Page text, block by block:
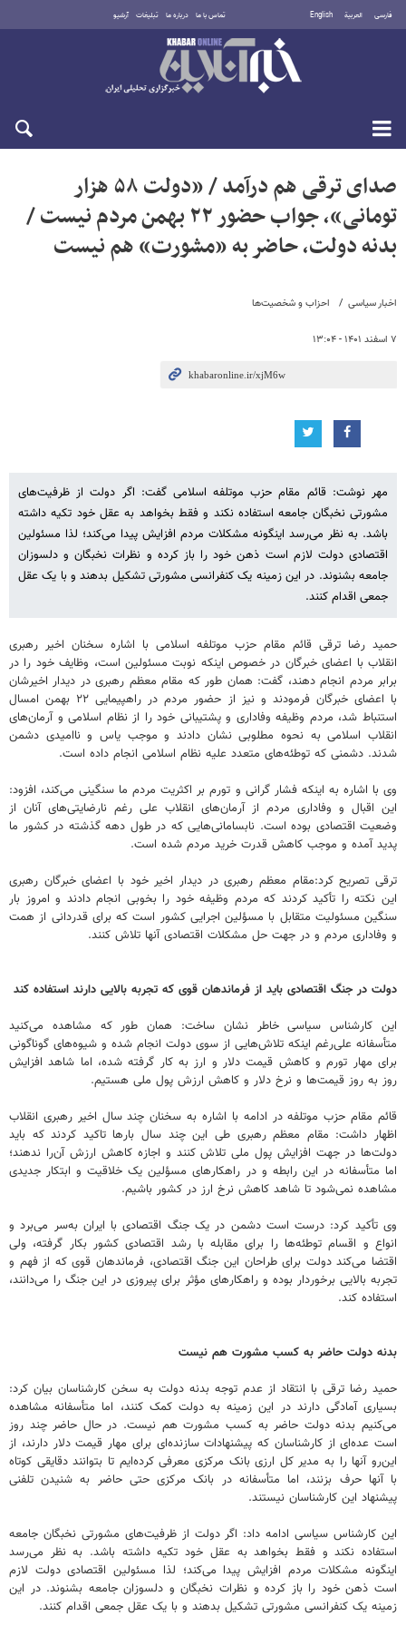
فارسی العربية English تماس با ما درباره ما تبلیغات آرشیو
یکشنبه ۱۸ مرداد ۱۴۰۵
اخبار سیاسی احزاب و شخصیت‌ها
۷ اسفند ۱۴۰۱ - ۱۳:۰۴
صدای ترقی هم درآمد / «دولت ۵۸ هزار
تومانی»، جواب حضور ۲۲ بهمن مردم نیست /
بدنه دولت، حاضر به «مشورت» هم نیست
مهر نوشت: قائم مقام حزب موتلفه اسلامی گفت: اگر دولت از ظرفیت‌های
مشورتی نخبگان جامعه استفاده نکند و فقط بخواهد به عقل خود تکیه داشته
باشد. به نظر می‌رسد اینگونه مشکلات مردم افزایش پیدا می‌کند؛ لذا مسئولین
اقتصادی دولت لازم است ذهن خود را باز کرده و نظرات نخبگان و دلسوزان
جامعه بشنوند. در این زمینه یک کنفرانسی مشورتی تشکیل بدهند و با یک عقل
جمعی اقدام کنند.
حمید رضا ترقی قائم مقام حزب موتلفه اسلامی با اشاره سخنان اخیر رهبری
انقلاب با اعضای خبرگان در خصوص اینکه نوبت مسئولین است، وظایف خود را در
برابر مردم انجام دهند، گفت: همان طور که مقام معظم رهبری در دیدار اخیرشان
با اعضای خبرگان فرمودند و نیز از حضور مردم در راهپیمایی ۲۲ بهمن امسال
استنباط شد، مردم وظیفه وفاداری و پشتیبانی خود را از نظام اسلامی و آرمان‌های
انقلاب اسلامی به نحوه مطلوبی نشان دادند و موجب یاس و ناامیدی دشمن
شدند. دشمنی که توطئه‌های متعدد علیه نظام اسلامی انجام داده است.
وی با اشاره به اینکه فشار گرانی و تورم بر اکثریت مردم ما سنگینی می‌کند، افزود:
این اقبال و وفاداری مردم از آرمان‌های انقلاب علی رغم نارضایتی‌های آنان از
وضعیت اقتصادی بوده است. نابسامانی‌هایی که در طول دهه گذشته در کشور ما
پدید آمده و موجب کاهش قدرت خرید مردم شده است.
ترقی تصریح کرد:مقام معظم رهبری در دیدار اخیر خود با اعضای خبرگان رهبری
این نکته را تأکید کردند که مردم وظیفه خود را بخوبی انجام دادند و امروز بار
سنگین مسئولیت متقابل با مسؤلین اجرایی کشور است که برای قدردانی از همت
و وفاداری مردم و در جهت حل مشکلات اقتصادی آنها تلاش کنند.
دولت در جنگ اقتصادی باید از فرماندهان قوی که تجربه بالایی دارند استفاده کند
این کارشناس سیاسی خاطر نشان ساخت: همان طور که مشاهده می‌کنید
متأسفانه علی‌رغم اینکه تلاش‌هایی از سوی دولت انجام شده و شیوه‌های گوناگونی
برای مهار تورم و کاهش قیمت دلار و ارز به کار گرفته شده، اما شاهد افزایش
روز به روز قیمت‌ها و نرخ دلار و کاهش ارزش پول ملی هستیم.
قائم مقام حزب موتلفه در ادامه با اشاره به سخنان چند سال اخیر رهبری انقلاب
اظهار داشت: مقام معظم رهبری طی این چند سال بارها تاکید کردند که باید
دولت‌ها در جهت افزایش پول ملی تلاش کنند و اجازه کاهش ارزش آن‌را ندهند؛
اما متأسفانه در این رابطه و در راهکارهای مسؤلین یک خلاقیت و ابتکار جدیدی
مشاهده نمی‌شود تا شاهد کاهش نرخ ارز در کشور باشیم.
وی تأکید کرد: درست است دشمن در یک جنگ اقتصادی با ایران به‌سر می‌برد و
انواع و اقسام توطئه‌ها را برای مقابله با رشد اقتصادی کشور بکار گرفته، ولی
اقتضا می‌کند دولت برای طراحان این جنگ اقتصادی، فرماندهان قوی که از فهم و
تجربه بالایی برخوردار بوده و راهکارهای مؤثر برای پیروزی در این جنگ را می‌دانند،
استفاده کند.
بدنه دولت حاضر به کسب مشورت هم نیست
حمید رضا ترقی با انتقاد از عدم توجه بدنه دولت به سخن کارشناسان بیان کرد:
بسیاری آمادگی دارند در این زمینه به دولت کمک کنند، اما متأسفانه مشاهده
می‌کنیم بدنه دولت حاضر به کسب مشورت هم نیست. در حال حاضر چند روز
است عده‌ای از کارشناسان که پیشنهادات سازنده‌ای برای مهار قیمت دلار دارند، از
این‌رو آنها را به مدیر کل ارزی بانک مرکزی معرفی کرده‌ایم تا بتوانند دقایقی کوتاه
با آنها حرف بزنند، اما متأسفانه در بانک مرکزی حتی حاضر به شنیدن تلفنی
پیشنهاد این کارشناسان نیستند.
این کارشناس سیاسی ادامه داد: اگر دولت از ظرفیت‌های مشورتی نخبگان جامعه
استفاده نکند و فقط بخواهد به عقل خود تکیه داشته باشد. به نظر می‌رسد
اینگونه مشکلات مردم افزایش پیدا می‌کند؛ لذا مسئولین اقتصادی دولت لازم
است ذهن خود را باز کرده و نظرات نخبگان و دلسوزان جامعه بشنوند. در این
زمینه یک کنفرانسی مشورتی تشکیل بدهند و با یک عقل جمعی اقدام کنند.